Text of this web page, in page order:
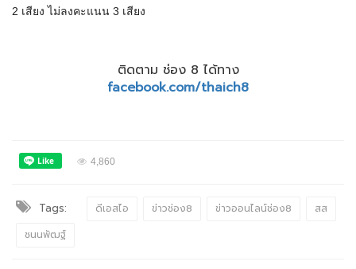
2 เสียง ไม่ลงคะแนน 3 เสียง
ติดตาม ช่อง 8 ได้ทาง
facebook.com/thaich8
4,860
Tags: ดีเอสไอ ข่าวช่อง8 ข่าวออนไลน์ช่อง8
สส
ชนนพัฒฐ์